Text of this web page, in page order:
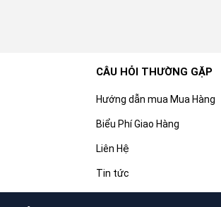
CÂU HỎI THƯỜNG GẶP
Hướng dẫn mua Mua Hàng
Biểu Phí Giao Hàng
Liên Hệ
Tin tức